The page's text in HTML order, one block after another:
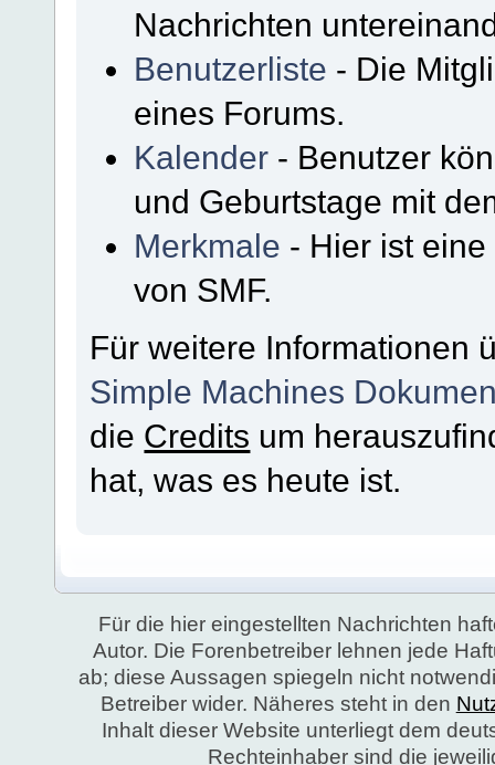
Nachrichten
Benutzerliste - Die
eines Forums.
Kalender - Benutzer
und Geburtstage mit
Merkmale - Hier ist
von SMF.
Für weitere Informationen
Simple Machines
die Credits um
hat, was es heute ist.
Für die hier eingestellten Nachrichten
Autor. Die Forenbetreiber lehnen jede
ab; diese Aussagen spiegeln nicht
Betreiber wider. Näheres steht in den
Inhalt dieser Website unterliegt dem
Rechteinhaber sind die